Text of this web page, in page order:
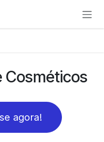
Cosméticos
agora!